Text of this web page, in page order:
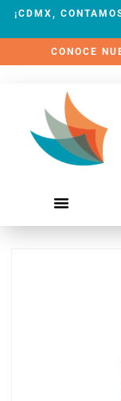
¡CDMX,
CONOCE